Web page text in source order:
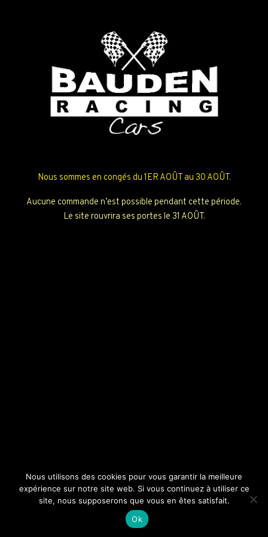
Nous sommes en congés du 1ER AOÛT au 30 AOÛT.
Aucune commande n’est possible pendant cette période.
Le site rouvrira ses portes le 31 AOÛT.
Nous utilisons des cookies pour vous garantir la meilleure
expérience sur notre site web. Si vous continuez à utiliser ce
site, nous supposerons que vous en êtes satisfait.
Ok